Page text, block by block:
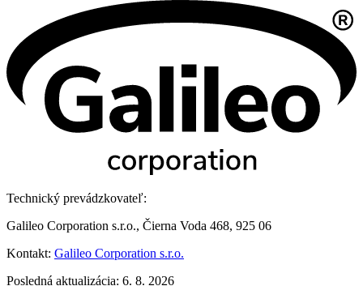
Technický prevádzkovateľ:
Galileo Corporation s.r.o., Čierna Voda 468, 925 06
Kontakt: Galileo Corporation s.r.o.
Posledná aktualizácia: 6. 8. 2026